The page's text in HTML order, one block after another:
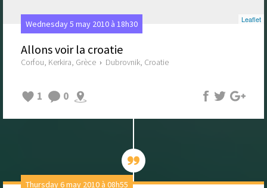
Leaflet
Wednesday 5 may 2010 à 18h30
Allons voir la croatie
Corfou, Kerkira, Grèce › Dubrovnik, Croatie
1 0
Thursday 6 may 2010 à 08h55